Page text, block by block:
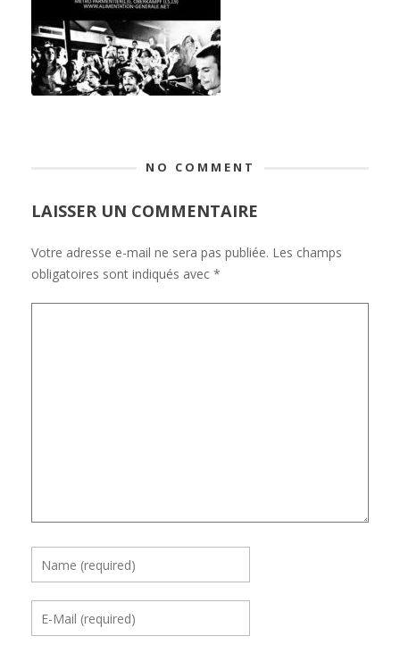
NO COMMENT
LAISSER UN COMMENTAIRE
Votre adresse e-mail ne sera pas publiée. Les champs
obligatoires sont indiqués avec *